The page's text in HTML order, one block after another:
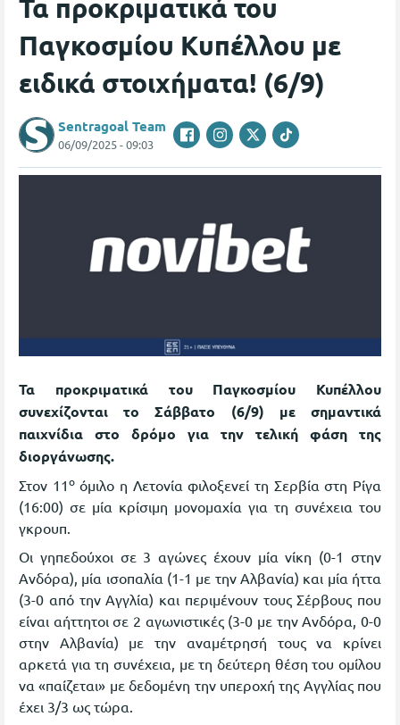
Τα προκριματικά του
Παγκοσμίου Κυπέλλου με
ειδικά στοιχήματα! (6/9)
Sentragoal Team
06/09/2025 - 09:03
Τα προκριματικά του Παγκοσμίου Κυπέλλου
συνεχίζονται το Σάββατο (6/9) με σημαντικά
παιχνίδια στο δρόμο για την τελική φάση της
διοργάνωσης.
Στον 11οόμιλο η Λετονία φιλοξενεί τη Σερβία στη Ρίγα
(16:00) σε μία κρίσιμη μονομαχία για τη συνέχεια του
γκρουπ.
Οι γηπεδούχοι σε 3 αγώνες έχουν μία νίκη (0-1 στην
Ανδόρα), μία ισοπαλία (1-1 με την Αλβανία) και μία ήττα
(3-0 από την Αγγλία) και περιμένουν τους Σέρβους που
είναι αήττητοι σε 2 αγωνιστικές (3-0 με την Ανδόρα, 0-0
στην Αλβανία) με την αναμέτρησή τους να κρίνει
αρκετά για τη συνέχεια, με τη δεύτερη θέση του ομίλου
να «παίζεται» με δεδομένη την υπεροχή της Αγγλίας που
έχει 3/3 ως τώρα.